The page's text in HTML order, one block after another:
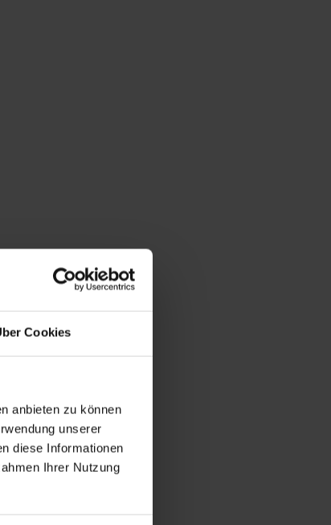
Cookies
anbieten zu können
unserer
diese Informationen
Ihrer Nutzung